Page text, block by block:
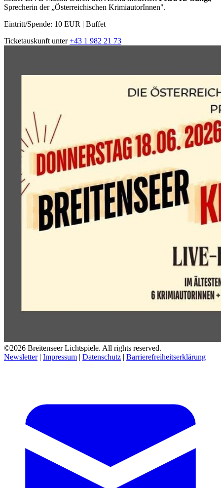
Sprecherin der „Österreichischen KrimiautorInnen".
Eintritt/Spende: 10 EUR | Buffet
Ticketauskunft unter+43 1 982 21 73
©2026 Breitenseer Lichtspiele. All rights reserved.
Newsletter| Impressum | Datenschutz | Barrierefreiheitserklärung